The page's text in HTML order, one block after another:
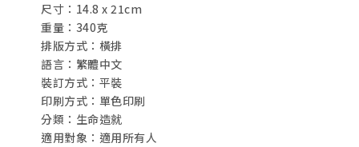
尺寸：14.8 x 21cm
重量：340克
排版方式：橫排
語言：繁體中文
裝訂方式：平裝
印刷方式：單色印刷
分類：生命造就
適用對象：適用所有人